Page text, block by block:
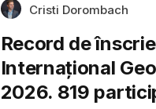
Cristi Dorombach
Record de
Internațional
2026. 819